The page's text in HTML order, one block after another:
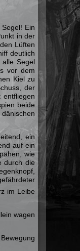
Ein
in der
Lüften
deutlich
Segel
vor dem
Kiel zu
der
beide
ein
auf ein
wie
durch die
im Leibe
wagen